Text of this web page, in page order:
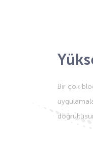
Bir çok